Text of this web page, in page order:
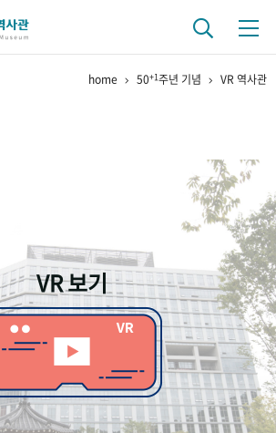
사
기록물 행정박물 영상 기록물
는 50년 50 +1주년 광장
home 50+1주년 기념 VR 역사관
VR 보기